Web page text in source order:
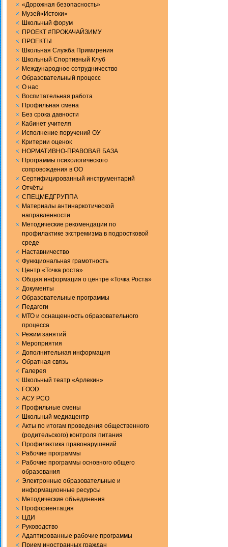
«Дорожная безопасность»
Музей«Истоки»
Школьный форум
ПРОЕКТ #ПРОКАЧАЙЗИМУ
ПРОЕКТЫ
Школьная Служба Примирения
Школьный Спортивный Клуб
Международное сотрудничество
Образовательный процесс
О нас
Воспитательная работа
Профильная смена
Без срока давности
Кабинет учителя
Исполнение поручений ОУ
Критерии оценок
НОРМАТИВНО-ПРАВОВАЯ БАЗА
Программы психологического
сопровождения в ОО
Сертифицированный инструментарий
Отчёты
СПЕЦМЕДГРУППА
Материалы антинаркотической
направленности
Методические рекомендации по
профилактике экстремизма в подростковой
среде
Наставничество
Функциональная грамотность
Центр «Точка роста»
Общая информация о центре «Точка Роста»
Документы
Образовательные программы
Педагоги
МТО и оснащенность образовательного
процесса
Режим занятий
Мероприятия
Дополнительная информация
Обратная связь
Галерея
Школьный театр «Арлекин»
FOOD
АСУ РСО
Профильные смены
Школьный медиацентр
Акты по итогам проведения общественного
(родительского) контроля питания
Профилактика правонарушений
Рабочие программы
Рабочие программы основного общего
образования
Электронные образовательные и
информационные ресурсы
Методические объединения
Профориентация
ЦДИ
Руководство
Адаптированные рабочие программы
Прием иностранных граждан